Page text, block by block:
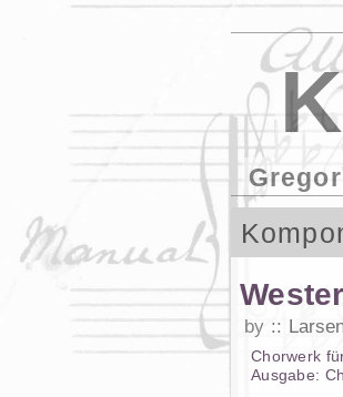
by
Chorwerk
Ausgabe: